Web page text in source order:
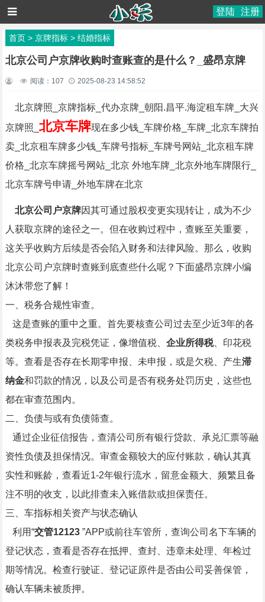
登陆 注册
首页> 京牌指标> 结婚指标
北京公司户京牌收购时查账查的是什么？_盛昂京牌
阅读： 107 2025-08-23 14:58:52
北京牌照_京牌指标_代办京牌_朝阳.昌平.海淀租车牌_大兴
京牌照_ 北京车牌现在多少钱_车牌价格_车牌_北京车牌拍
卖_北京租车牌多少钱_车牌号指标_车牌号网站_北京租车牌
价格_北京车牌摇号网站_北京 外地车牌_北京外地车牌限行_
北京车牌号申请_外地车牌在北京
北京公司户京牌因其可通过股权变更实现转让，成为不少
人获取京牌的途径之一。但在收购过程中，查账至关重要，
这关乎收购方后续是否会陷入财务和法律风险。那么，收购
北京公司户京牌时查账到底查些什么呢？下面盛昂京牌小编
沐沐带您了解！
一、税务合规性审查。
这是查账的重中之重。首先要核查公司过去至少近3年的各
类税务申报表及完税凭证，像增值税、 企业所得税、印花税
等。查看是否存在长期零申报、未申报，或是欠税、产生滞
纳金和罚款的情况，以及公司是否有税务处罚历史，这些也
都在审查范围内。​
二、负债与或有负债筛查。
通过企业征信报告，查清公司所有银行贷款、承兑汇票等融
资性负债及担保情况。审查金额较大的应付账款，确认其真
实性和账龄，查看近1-2年银行流水，留意金额大、频繁且备
注不明的收支，以此排查未入账借款或担保责任。
三、车指标相关资产与状态确认​
利用“交管12123”APP或前往车管所，查询公司名下车辆的
登记状态，查看是否存在抵押、查封、违章未处理、年检过
期等情况。检查行驶证、登记证原件是否由公司妥善保管，
确认车辆未被质押。​